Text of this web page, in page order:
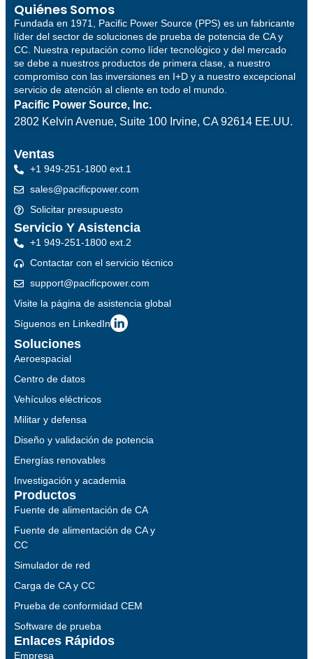
Quiénes Somos
Fundada en 1971, Pacific Power Source (PPS) es un fabricante
líder del sector de soluciones de prueba de potencia de CA y
CC. Nuestra reputación como líder tecnológico y del mercado
se debe a nuestros productos de primera clase, a nuestro
compromiso con las inversiones en I+D y a nuestro excepcional
servicio de atención al cliente en todo el mundo.
Pacific Power Source, Inc.
2802 Kelvin Avenue, Suite 100 Irvine, CA 92614 EE.UU.
Soluciones
Aeroespacial
Centro de datos
Vehículos eléctricos
Militar y defensa
Diseño y validación de potencia
Energías renovables
Investigación y academia
Productos
Fuente de alimentación de CA
Fuente de alimentación de CA y
CC
Simulador de red
Carga de CA y CC
Prueba de conformidad CEM
Software de prueba
Enlaces Rápidos
Empresa
Ventas
+1 949-251-1800 ext.1
sales@pacificpower.com
Solicitar presupuesto
Servicio Y Asistencia
+1 949-251-1800 ext.2
Contactar con el servicio técnico
support@pacificpower.com
Visite la página de asistencia global
Síguenos en LinkedIn